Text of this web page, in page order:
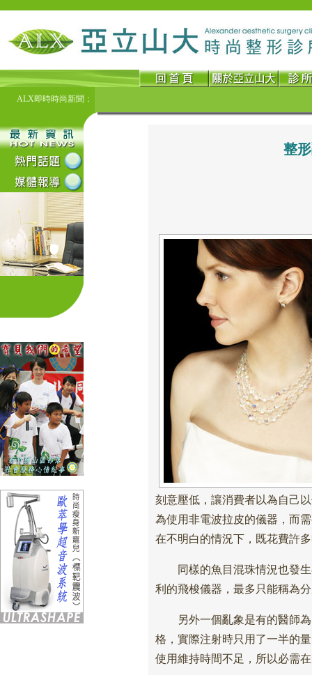
ALX即時時尚新聞：
整
刻意壓低，讓消費者以為自己
為使用非電波拉皮的儀器，而
在不明白的情況下，既花費許
同樣的魚目混珠情況也發生
利的飛梭儀器，最多只能稱為
另外一個亂象是有的醫師為
格，實際注射時只用了一半的
使用維持時間不足，所以必需